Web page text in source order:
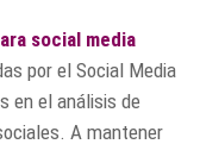
social media
por el Social Media
en el análisis de
A mantener